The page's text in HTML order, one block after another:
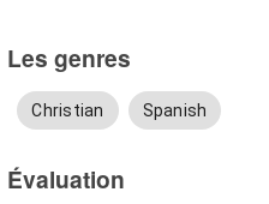
Les genres
Christian Spanish
Évaluation